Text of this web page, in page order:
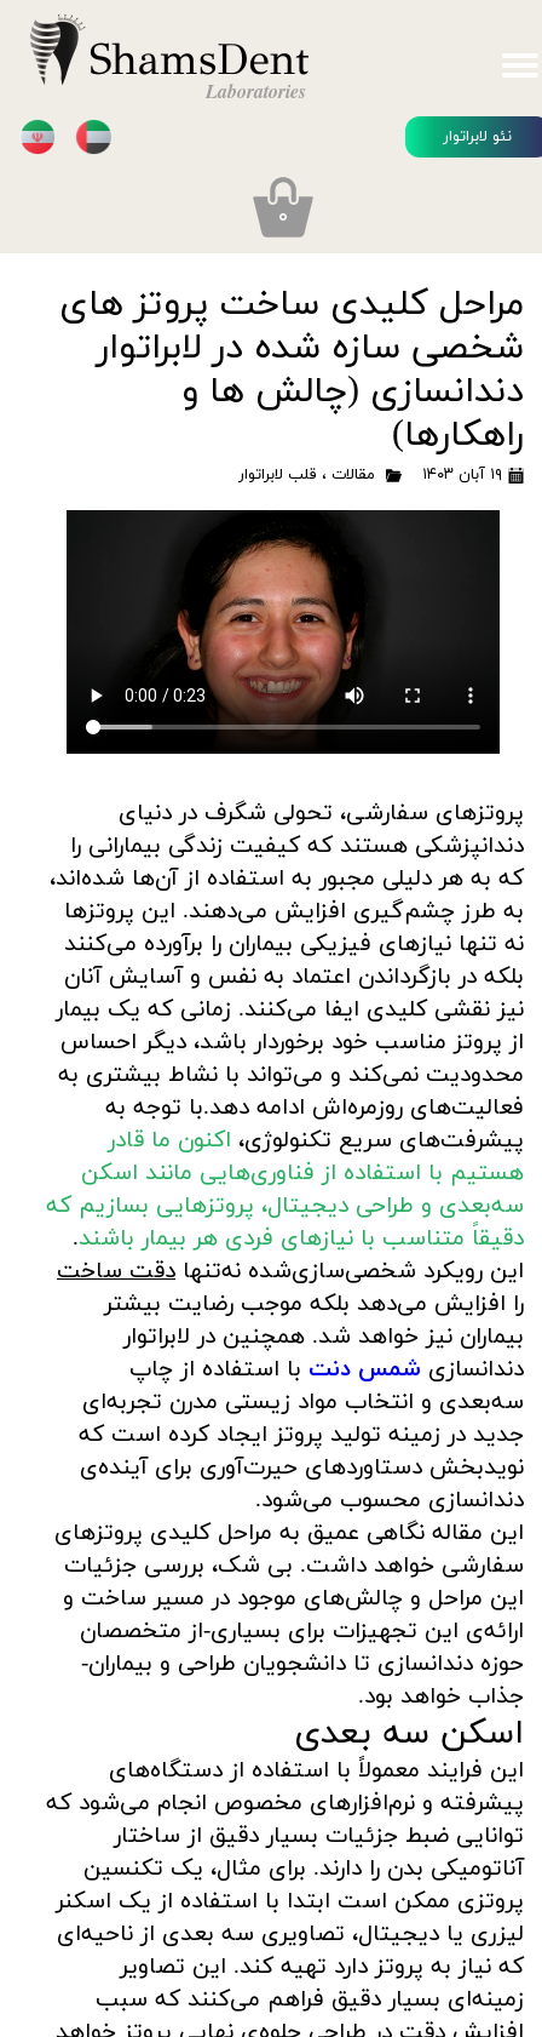
نئو لابراتوار
ShamsDent
Laboratories
۰
مراحل کلیدی ساخت پروتز های
شخصی سازه شده در لابراتوار
دندانسازی (چالش ها و
راهکارها)
۱۹ آبان ۱۴۰۳ مقالات ، قلب لابراتوار
پروتزهای سفارشی، تحولی شگرف در دنیای
دندانپزشکی هستند که کیفیت زندگی بیمارانی را
که به هر دلیلی مجبور به استفاده از آن‌ها شده‌اند،
به طرز چشم‌گیری افزایش می‌دهند. این پروتزها
نه تنها نیازهای فیزیکی بیماران را برآورده می‌کنند
بلکه در بازگرداندن اعتماد به نفس و آسایش آنان
نیز نقشی کلیدی ایفا می‌کنند. زمانی که یک بیمار
از پروتز مناسب خود برخوردار باشد، دیگر احساس
محدودیت نمی‌کند و می‌تواند با نشاط بیشتری به
فعالیت‌های روزمره‌اش ادامه دهد.با توجه به
پیشرفت‌های سریع تکنولوژی، اکنون ما قادر
هستیم با استفاده از فناوری‌هایی مانند اسکن
سه‌بعدی و طراحی دیجیتال، پروتزهایی بسازیم که
دقیقاً متناسب با نیازهای فردی هر بیمار باشند.
این رویکرد شخصی‌سازی‌شده نه‌تنها دقت ساخت
را افزایش می‌دهد بلکه موجب رضایت بیشتر
بیماران نیز خواهد شد. همچنین در لابراتوار
دندانسازی شمس دنت با استفاده از چاپ
سه‌بعدی و انتخاب مواد زیستی مدرن تجربه‌ای
جدید در زمینه تولید پروتز ایجاد کرده است که
نویدبخش دستاوردهای حیرت‌آوری برای آینده‌ی
دندانسازی محسوب می‌شود.
این مقاله نگاهی عمیق به مراحل کلیدی پروتزهای
سفارشی خواهد داشت. بی شک، بررسی جزئیات
این مراحل و چالش‌های موجود در مسیر ساخت و
ارائه‌ی این تجهیزات برای بسیاری-از متخصصان
حوزه دندانسازی تا دانشجویان طراحی و بیماران-
جذاب خواهد بود.
اسکن سه بعدی
این فرایند معمولاً با استفاده از دستگاه‌های
پیشرفته و نرم‌افزارهای مخصوص انجام می‌شود که
توانایی ضبط جزئیات بسیار دقیق از ساختار
آناتومیکی بدن را دارند. برای مثال، یک تکنسین
پروتزی ممکن است ابتدا با استفاده از یک اسکنر
لیزری یا دیجیتال، تصاویری سه بعدی از ناحیه‌ای
که نیاز به پروتز دارد تهیه کند. این تصاویر
زمینه‌ای بسیار دقیق فراهم می‌کنند که سبب